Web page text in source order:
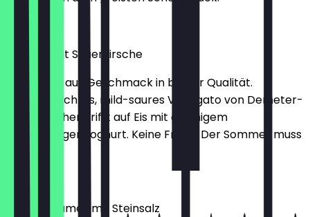
Joghurt mit Sauerkirsche
Ein Strudel aus Geschmack in bester Qualität.
Hausgemachtes, mild-saures Variegato von Demeter-
Sauerkirschen trifft auf Eis mit cremigem
Schrozberger Joghurt. Keine Frage: Der Sommer muss
Butterkaramell mit Steinsalz